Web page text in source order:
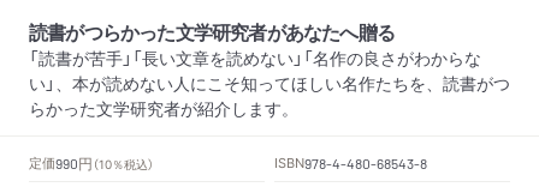
読書がつらかった文学研究者があなたへ贈る
「読書が苦手」「長い文章を読めない」「名作の良さがわからな
い」、本が読めない人にこそ知ってほしい名作たちを、読書がつ
らかった文学研究者が紹介します。
定価990円 （10％税込） ISBN978-4-480-68543-8